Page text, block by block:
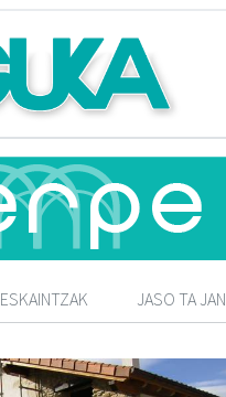
ESKAINTZAK JASO TA JAN